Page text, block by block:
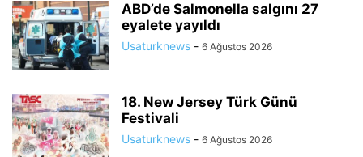
ABD’de Salmonella salgını 27
eyalete yayıldı
Usaturknews - 6 Ağustos 2026
18. New Jersey Türk Günü
Festivali
Usaturknews - 6 Ağustos 2026